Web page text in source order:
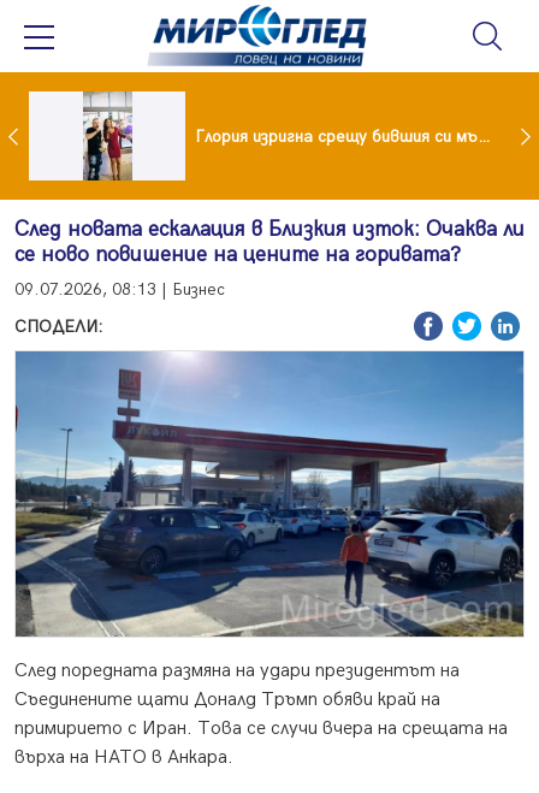
Мария и майка си построиха къща от 8000 стъклени бутилки Глория изригна срещу бившия си мъж: Беше със 120-килограмова жена! Искаше бърза печалба...
След новата ескалация в Близкия изток: Очаква ли
се ново повишение на цените на горивата?
09.07.2026, 08:13 | Бизнес
СПОДЕЛИ:
След поредната размяна на удари президентът на
Съединените щати Доналд Тръмп обяви край на
примирието с Иран. Това се случи вчера на срещата на
върха на НАТО в Анкара.